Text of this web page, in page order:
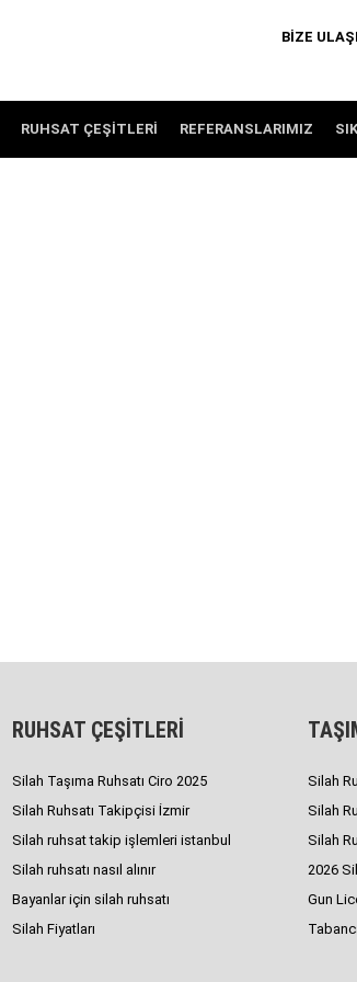
BİZE
RUHSAT ÇEŞITLERI REFERANSLARIMIZ
RUHSAT ÇEŞİTLERİ
Silah Taşıma Ruhsatı Ciro 2025
Silah Ruhsatı Takipçisi İzmir
Silah ruhsat takip işlemleri istanbul
Silah ruhsatı nasıl alınır
Bayanlar için silah ruhsatı
Silah Fiyatları
Silah
Silah
Silah
2026
Gun